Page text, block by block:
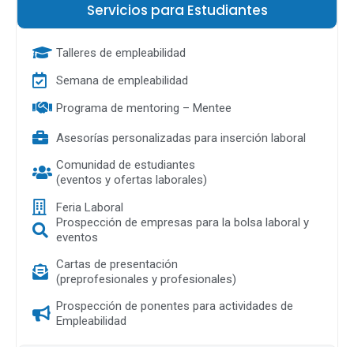
Servicios para Estudiantes
Talleres de empleabilidad
Semana de empleabilidad
Programa de mentoring – Mentee
Asesorías personalizadas para inserción laboral
Comunidad de estudiantes
(eventos y ofertas laborales)
Feria Laboral
Prospección de empresas para la bolsa laboral y
eventos
Cartas de presentación
(preprofesionales y profesionales)
Prospección de ponentes para actividades de
Empleabilidad